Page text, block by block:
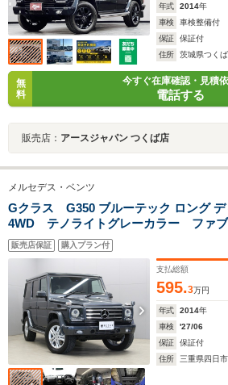
年式 2014年
車検
車検整備付
保証
保証付
住所
茨城県つく
無
料
今すぐ在庫確認・見積
電話する
販売店： アースジャパン つくば店
メルセデス・ベンツ
Gクラス G350 ブルーテック ロング デ
4WD テノライトグレーカラー ファ
型コマンドナビ バックカメラ ETC
イール ドリンクホルダー
販売店保証 購入プラン付
支払総額
595.3万円
年式 2014年
車検
'27/06
保証
保証付
住所
三重県四日